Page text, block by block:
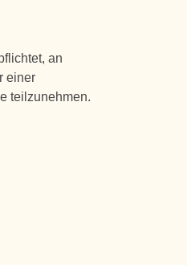
an
einer
teilzunehmen.